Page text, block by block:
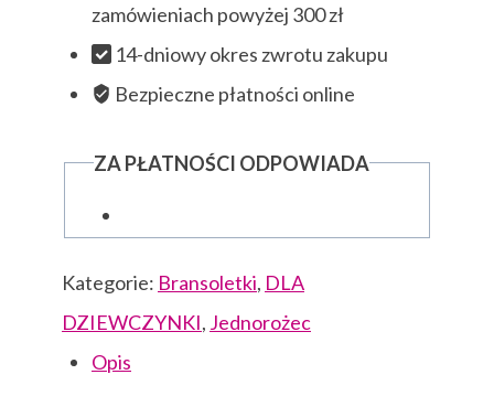
zamówieniach powyżej 300 zł
14-dniowy okres zwrotu zakupu
Bezpieczne płatności online
ZA PŁATNOŚCI ODPOWIADA
Kategorie: Bransoletki, DLA
DZIEWCZYNKI, Jednorożec
Opis